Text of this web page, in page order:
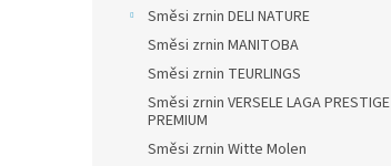
Směsi zrnin DELI NATURE
Směsi zrnin MANITOBA
Směsi zrnin TEURLINGS
Směsi zrnin VERSELE LAGA PRESTIGE
PREMIUM
Směsi zrnin Witte Molen